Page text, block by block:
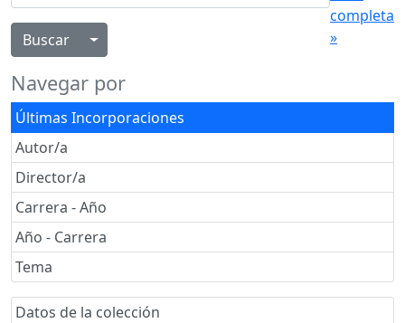
Alternar menú desplegable
completa
»
Navegar por
Últimas Incorporaciones
Autor/a
Director/a
Carrera - Año
Año - Carrera
Tema
Datos de la colección